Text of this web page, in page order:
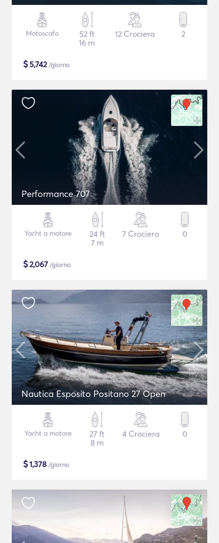
Motoscafo
52 ft
16 m
12 Crociera 2
$5,742/giorno
Performance 707
Yacht a motore
24 ft
7 m
7 Crociera 0
$2,067 /giorno
Nautica Esposito Positano 27 Open
Yacht a motore
27 ft
8 m
4 Crociera 0
$1,378 /giorno